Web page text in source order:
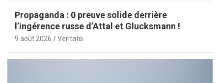
Propaganda : 0 preuve solide derrière
l’ingérence russe d’Attal et Glucksmann !
9 août 2026 Veritatis